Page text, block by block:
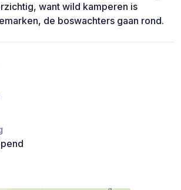
want wild kamperen is
de boswachters gaan rond.